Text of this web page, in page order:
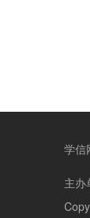
学信
主办